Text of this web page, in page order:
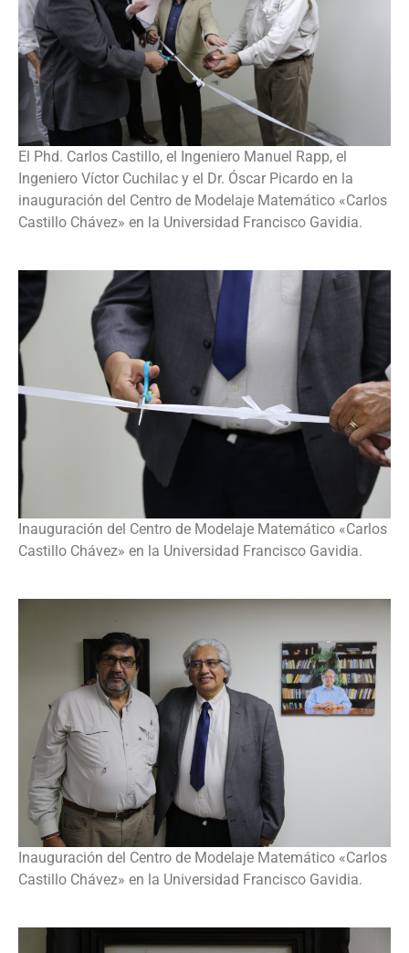
El Phd. Carlos Castillo, el Ingeniero Manuel Rapp, el
Ingeniero Víctor Cuchilac y el Dr. Óscar Picardo en la
inauguración del Centro de Modelaje Matemático «Carlos
Castillo Chávez» en la Universidad Francisco Gavidia.
Inauguración del Centro de Modelaje Matemático «Carlos
Castillo Chávez» en la Universidad Francisco Gavidia.
Inauguración del Centro de Modelaje Matemático «Carlos
Castillo Chávez» en la Universidad Francisco Gavidia.